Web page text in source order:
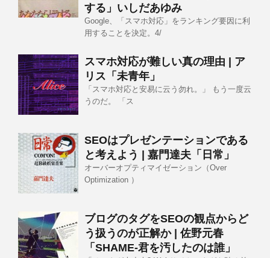
する」いしだあゆみ
Google、「スマホ対応」をランキング要因に利
用することを決定。4/
スマホ対応が難しい真の理由 | ア
リス「未青年」
「スマホ対応と安易に云う勿れ。」 もう一度云
うのだ。 「ス
SEOはプレゼンテーションである
と考えよう | 嘉門達夫「日常」
オーバーオプティマイゼーション（Over
Optimization ）
ブログのタグをSEOの観点からど
う扱うのが正解か | 佐野元春
「SHAME-君を汚したのは誰」